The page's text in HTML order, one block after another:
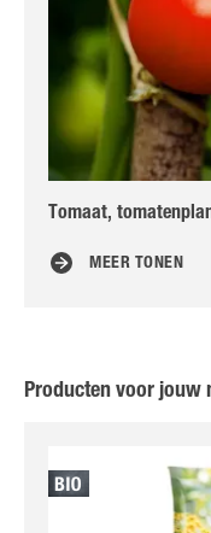
Tomaat,
MEER TONEN
Producten voor jouw